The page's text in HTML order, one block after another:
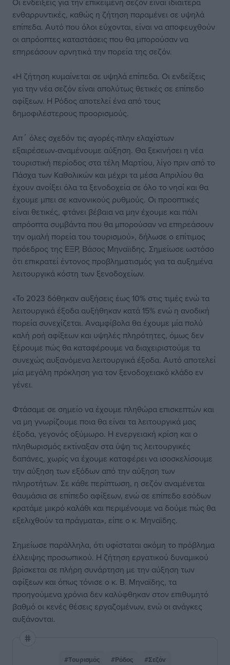
ενθαρρυντικές, καθώς η ζήτηση παραμένει σε υψηλά
επίπεδα. Αυτό που όλοι εύχονται, είναι να αποφευχθούν
οι απρόοπτες καταστάσεις που θα μπορούσαν να
επηρεάσουν αρνητικά την πορεία της σεζόν.
«Η ζήτηση κυμαίνεται σε υψηλά επίπεδα. Οι ενδείξεις
για την νέα σεζόν είναι απολύτως θετικές σε επίπεδο
αφίξεων. Η Ρόδος αποτελεί ένα από τους
δημοφιλέστερους προορισμούς.
Απ΄ όλες σχεδόν τις αγορές-πλην ελαχίστων
εξαιρέσεων-αναμένουμε αύξηση. Θα ξεκινήσει η νέα
τουριστική περίοδος στα τέλη Μαρτίου, λίγο πριν από το
Πάσχα των Καθολικών και μέχρι τα μέσα Απριλίου θα
έχουν ανοίξει όλα τα ξενοδοχεία σε όλο το νησί και θα
έχουμε μπει σε κανονικούς ρυθμούς. Οι προοπτικές
είναι θετικές, φτάνει βέβαια να μην έχουμε και πάλι
απρόοπτα συμβάντα που θα μπορούσαν να επηρεάσουν
την ομαλή πορεία του τουρισμού», δήλωσε ο επίτιμος
πρόεδρος της ΕΞΡ, Βάσος Μηναϊιδης. Σημείωσε ωστόσο
ότι επικρατεί έντονος προβληματισμός για τα αυξημένα
λειτουργικά κόστη των ξενοδοχείων.
«Το 2023 δόθηκαν αυξήσεις έως 10% στις τιμές ενώ τα
λειτουργικά έξοδα αυξήθηκαν κατά 15% ενώ η ανοδική
πορεία συνεχίζεται. Αναμφίβολα θα έχουμε μία πολύ
καλή ροή αφίξεων και υψηλές πληρότητες, όμως δεν
ξέρουμε πώς θα καταφέρουμε να διαχειριστούμε τα
συνεχώς αυξανόμενα λειτουργικά έξοδα. Αυτό αποτελεί
μία μεγάλη πρόκληση για τον ξενοδοχειακό κλάδο εν
γένει.
Φτάσαμε σε σημείο να έχουμε πληθώρα επισκεπτών και
να μη γνωρίζουμε ποια θα είναι τα λειτουργικά μας
έξοδα, γεγονός οξύμωρο. Η ενεργειακή κρίση και ο
πληθωρισμός εκτίναξαν στα ύψη τις λειτουργικές
δαπάνες, χωρίς να έχουμε καταφέρει να ισοσκελίσουμε
την αύξηση των εξόδων από την αύξηση των
πληροτήτων. Σε κάθε περίπτωση, η σεζόν αναμένεται
θαυμάσια σε επίπεδο αφίξεων, ενώ σε επίπεδο εσόδων
κρατάμε μικρό καλάθι και περιμένουμε να δούμε πώς θα
εξελιχθούν τα πράγματα», είπε ο κ. Μηναϊδης.
Σημείωσε παράλληλα, ότι υφίσταται ακόμη το πρόβλημα
έλλειψης προσωπικού. Η ζήτηση εργατικού δυναμικού
βρίσκεται σε πλήρη συνάρτηση με την αύξηση των
αφίξεων και όπως τόνισε ο κ. Β. Μηναϊδης, τα
προηγούμενα χρόνια δεν καλύφθηκαν στον επιθυμητό
βαθμό οι κενές θέσεις εργαζομένων, ενώ οι ανάγκες
αυξάνονται.
#Τουρισμός #Ρόδος #Σεζόν